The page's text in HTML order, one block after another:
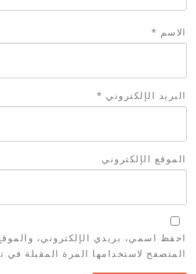
الاسم *
البريد الإلكتروني *
الموقع الإلكتروني
احفظ اسمي، بريدي الإلكتروني،
المتصفح لاستخدامها المرة المقبلة في